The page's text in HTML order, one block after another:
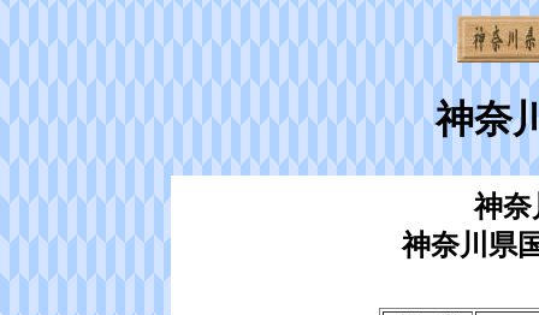
神奈
神奈
神奈川県